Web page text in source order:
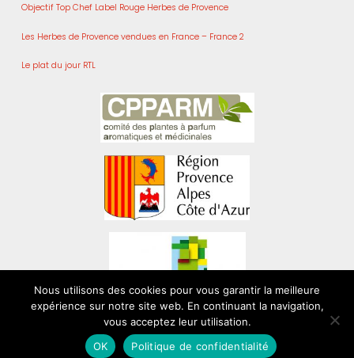
Objectif Top Chef Label Rouge Herbes de Provence
Les Herbes de Provence vendues en France – France 2
Le plat du jour RTL
Politique de confidentialité
herbes-de-provence.org
Nous utilisons des cookies pour vous garantir la meilleure
expérience sur notre site web. En continuant la navigation,
vous acceptez leur utilisation.
OK
Politique de confidentialité